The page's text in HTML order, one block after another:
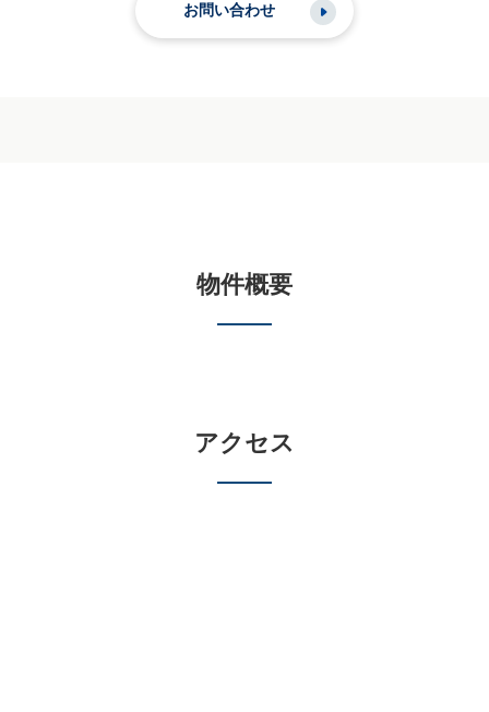
お問い合わせ
物件概要
アクセス